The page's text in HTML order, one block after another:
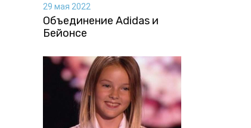
29 мая 2022
Объединение Adidas и
Бейонсе